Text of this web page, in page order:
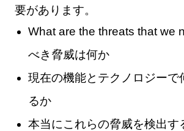
要があります。
What are the threats that we
べき脅威は何か
現在の機能とテクノロジーで
るか
本当にこれらの脅威を検出す